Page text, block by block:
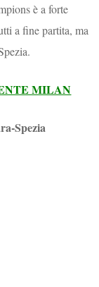
è a forte
a fine partita, ma
MILAN
Spezia